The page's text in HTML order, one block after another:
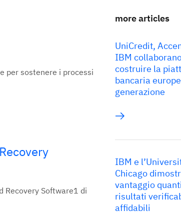
per sostenere i processi
Recovery Software1 di
more articles
UniCredit,
IBM
costruire la
bancaria
generazione
IBM e
Chicago
vantaggio
risultati
affidabili